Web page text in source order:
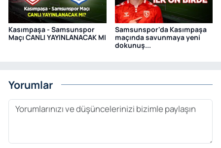
Kasımpaşa - Samsunspor
Maçı CANLI YAYINLANACAK MI
Samsunspor'da Kasımpaşa
maçında savunmaya yeni
dokunuş...
Yorumlar